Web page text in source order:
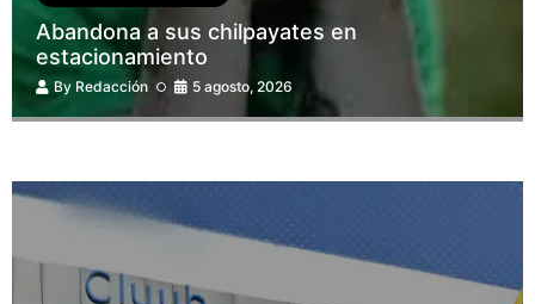
Abandona a sus chilpayates en
estacionamiento
By Redacción 5 agosto, 2026